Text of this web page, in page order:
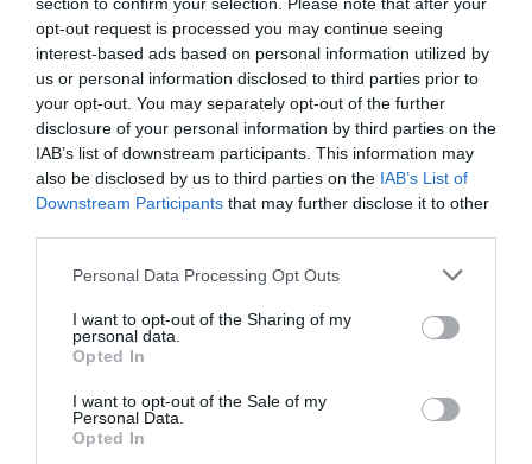
opt-out request is processed you may continue seeing
interest-based ads based on personal information utilized by
us or personal information disclosed to third parties prior to
your opt-out. You may separately opt-out of the further
disclosure of your personal information by third parties on the
IAB’s list of downstream participants. This information may
also be disclosed by us to third parties on the IAB’s List of
Downstream Participants that may further disclose it to other
Please note that this website/app uses one or more Google
not limited to your visit or usage behaviour. You may click to
grant or deny consent to Google and its third-party tags to
use your data for below specified purposes in below Google
consent section.
Personal Data Processing Opt Outs
I want to opt-out of the Sharing of my
personal data.
Opted In
I want to opt-out of the Sale of my
Personal Data.
Opted In
ΕΛΛΑΔΑ